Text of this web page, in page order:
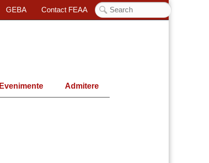
GEBA Contact FEAA
Evenimente Admitere